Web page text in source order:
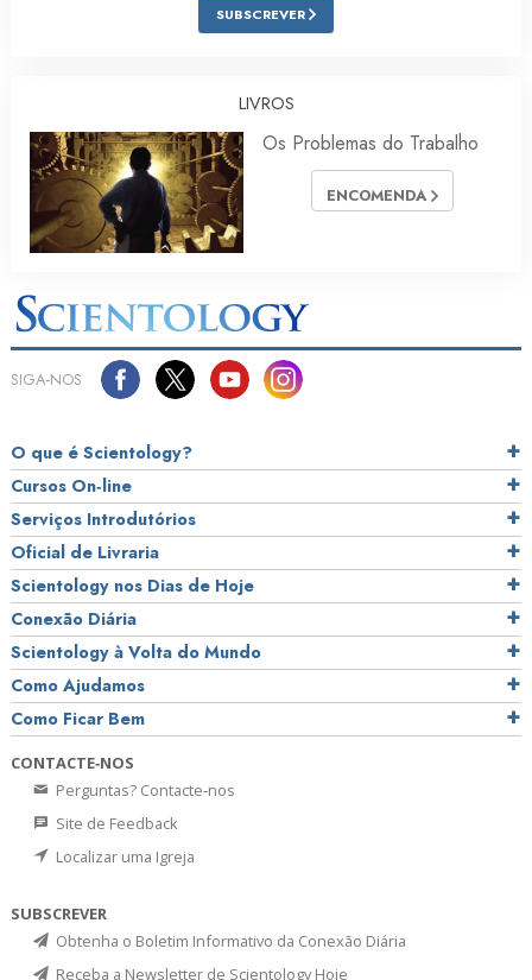
SUBSCREVER
LIVROS
Os Problemas do Trabalho
ENCOMENDA
SIGA‑NOS
O que é Scientology?
Cursos On‑line
Serviços Introdutórios
Oficial de Livraria
Scientology nos Dias de Hoje
Conexão Diária
Scientology à Volta do Mundo
Como Ajudamos
Como Ficar Bem
CONTACTE‑NOS
Perguntas? Contacte‑nos
Site de Feedback
Localizar uma Igreja
SUBSCREVER
Obtenha o Boletim Informativo da Conexão Diária
Receba a Newsletter de Scientology Hoje